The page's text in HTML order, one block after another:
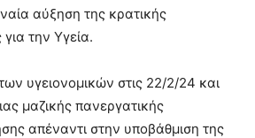
αύξηση της κρατικής
την Υγεία.
υγειονομικών στις 22/2/24 και
μαζικής πανεργατικής
απέναντι στην υποβάθμιση της